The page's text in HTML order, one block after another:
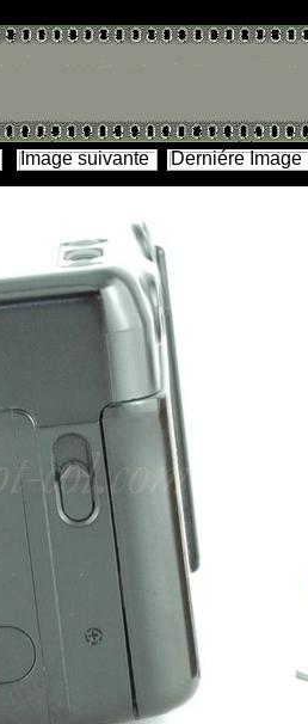
Image suivante Derniére Image